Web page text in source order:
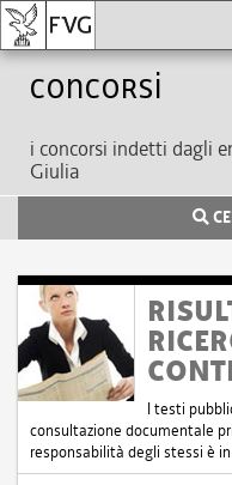
Concorsi
i concorsi indetti dagli
Giulia
I testi
consultazione documentale
responsabilità degli stessi è